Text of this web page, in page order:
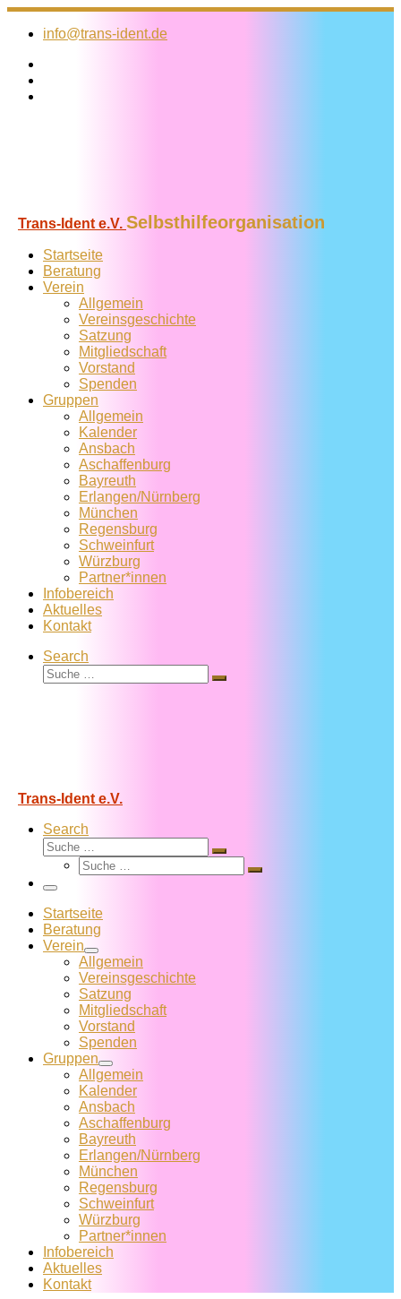
Zum
Inhalt
info@trans-ident.de
Trans-Ident e.V. Selbsthilfeorganisation
Startseite
Beratung
Verein
Allgemein
Vereins­geschichte
Satzung
Mitglied­schaft
Vorstand
Spenden
Gruppen
Allgemein
Kalender
Ansbach
Aschaffenburg
Bayreuth
Erlangen/Nürnberg
München
Regensburg
Schweinfurt
Würzburg
Partner*innen
Infobereich
Aktuelles
Kontakt
Search
Suche
Suche
Trans-Ident e.V.
Search
Suche
Suche
Suche
Suche
Menü
Startseite
Beratung
Verein
Allgemein
Vereins­geschichte
Satzung
Mitglied­schaft
Vorstand
Spenden
Gruppen
Allgemein
Kalender
Ansbach
Aschaffenburg
Bayreuth
Erlangen/Nürnberg
München
Regensburg
Schweinfurt
Würzburg
Partner*innen
Infobereich
Aktuelles
Kontakt